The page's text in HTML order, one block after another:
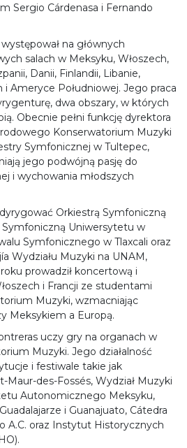
Sergio Cárdenasa i Fernando
na głównych
salach w Meksyku, Włoszech,
Danii, Finlandii, Libanie,
Ameryce Południowej. Jego praca
dwa obszary, w których
Obecnie pełni funkcję dyrektora
Konserwatorium Muzyki
Symfonicznej w Tultepec,
jego podwójną pasję do
i wychowania młodszych
Orkiestrą Symfoniczną
Uniwersytetu w
Symfonicznego w Tlaxcali oraz
Wydziału Muzyki na UNAM,
prowadził koncertową i
i Francji ze studentami
Muzyki, wzmacniając
Meksykiem a Europą.
uczy gry na organach w
Muzyki. Jego działalność
i festiwale takie jak
Maur-des-Fossés, Wydział Muzyki
Autonomicznego Meksyku,
i Guanajuato, Cátedra
A.C. oraz Instytut Historycznych